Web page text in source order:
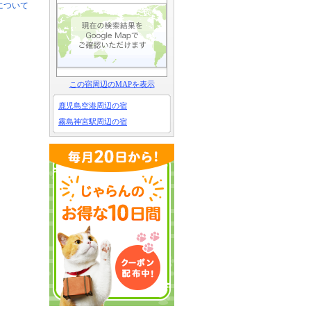
ついて
この宿周辺のMAPを表示
鹿児島空港周辺の宿
霧島神宮駅周辺の宿